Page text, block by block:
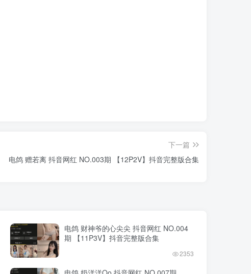
下一篇
电鸽 赠若离 抖音网红 NO.003期 【12P2V】抖音完整版合集
电鸽 财神爷的心尖尖 抖音网红 NO.004
期 【11P3V】抖音完整版合集
2353